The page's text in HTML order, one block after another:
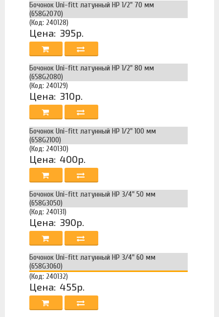
Бочонок Uni-fitt латунный НР 1/2" 70 мм
(658G2070)
(Код: 240128)
Цена: 395р.
Бочонок Uni-fitt латунный НР 1/2" 80 мм
(658G2080)
(Код: 240129)
Цена: 310р.
Бочонок Uni-fitt латунный НР 1/2" 100 мм
(658G2100)
(Код: 240130)
Цена: 400р.
Бочонок Uni-fitt латунный НР 3/4" 50 мм
(658G3050)
(Код: 240131)
Цена: 390р.
Бочонок Uni-fitt латунный НР 3/4" 60 мм
(658G3060)
(Код: 240132)
Цена: 455р.